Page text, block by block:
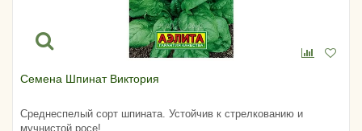
Семена Шпинат Виктория
Среднеспелый сорт шпината. Устойчив к стрелкованию и
мучнистой росе!